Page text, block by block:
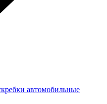
автомобильные